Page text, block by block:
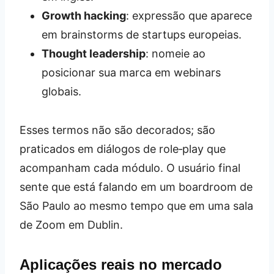
Growth hacking: expressão que aparece
em brainstorms de startups europeias.
Thought leadership: nomeie ao
posicionar sua marca em webinars
globais.
Esses termos não são decorados; são
praticados em diálogos de role‑play que
acompanham cada módulo. O usuário final
sente que está falando em um boardroom de
São Paulo ao mesmo tempo que em uma sala
de Zoom em Dublin.
Aplicações reais no mercado